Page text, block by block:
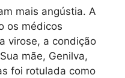
mais angústia. A
os médicos
virose, a condição
mãe, Genilva,
foi rotulada como